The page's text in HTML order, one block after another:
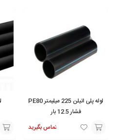
لوله پلی اتیلن 225 میلیمتر PE80
فشار 12.5 بار
تماس بگیرید